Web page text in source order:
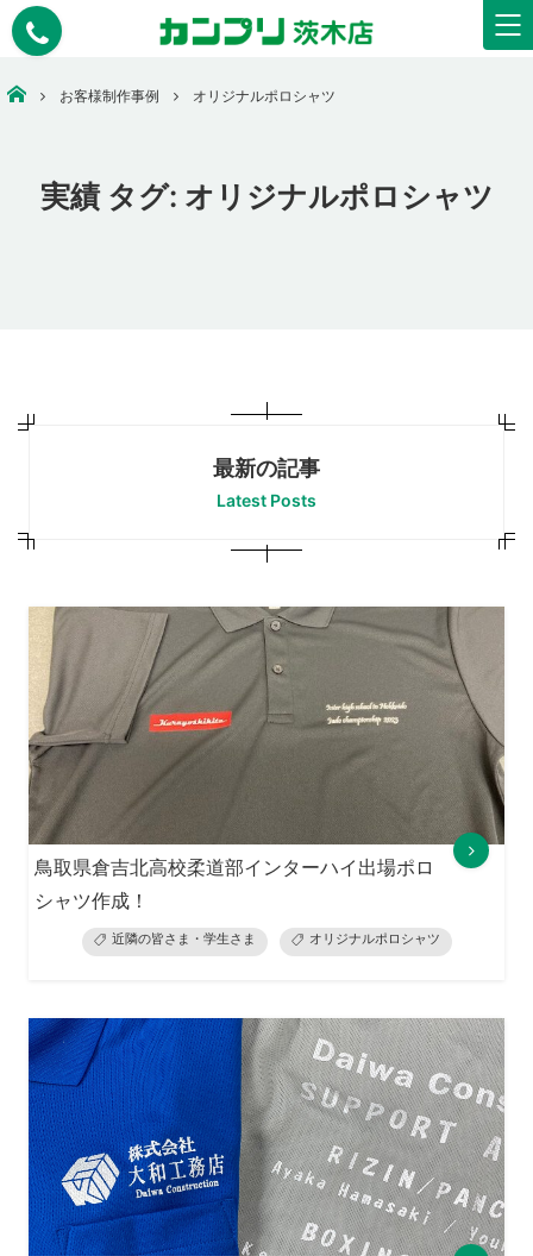
安いコピー・印刷・ウェアプリント・看板作成なら【カンプリ茨木店】
お客様制作事例 オリジナルポロシャツ
実績 タグ: オリジナルポロシャツ
最新の記事
Latest Posts
鳥取県倉吉北高校柔道部インターハイ出場ポロ
シャツ作成！
近隣の皆さま・学生さま オリジナルポロシャツ